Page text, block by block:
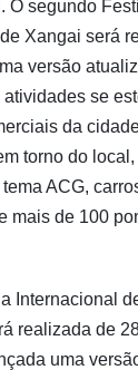
O segundo
Xangai será
versão
atividades se
da
torno do
ACG,
mais de 100
Internacional
realizada de
uma